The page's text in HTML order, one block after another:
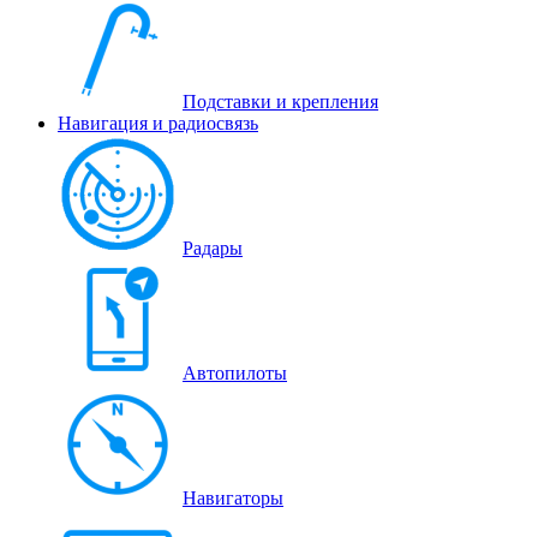
Подставки и крепления
Навигация и радиосвязь
Радары
Автопилоты
Навигаторы